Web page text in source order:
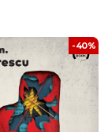
-40%